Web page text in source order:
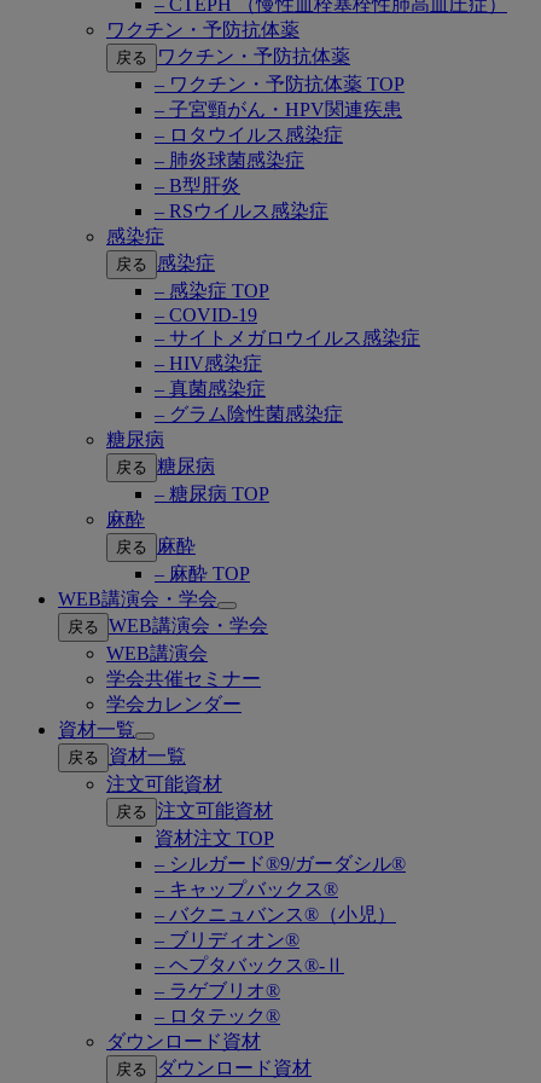
– CTEPH （慢性血栓塞栓性肺高血圧症）
ワクチン・予防抗体薬
戻る
ワクチン・予防抗体薬
– ワクチン・予防抗体薬 TOP
– 子宮頸がん・HPV関連疾患
– ロタウイルス感染症
– 肺炎球菌感染症
– B型肝炎
– RSウイルス感染症
感染症
戻る
感染症
– 感染症 TOP
– COVID-19
– サイトメガロウイルス感染症
– HIV感染症
– 真菌感染症
– グラム陰性菌感染症
糖尿病
戻る 糖尿病
– 糖尿病 TOP
麻酔
戻る
麻酔
– 麻酔 TOP
WEB講演会・学会
Open
submenu
戻る WEB講演会・学会
WEB講演会
学会共催セミナー
学会カレンダー
資材一覧
Open
submenu
戻る
資材一覧
注文可能資材
戻る 注文可能資材
資材注文 TOP
– シルガード®9/ガーダシル®
– キャップバックス®
– バクニュバンス®（小児）
– ブリディオン®
– ヘプタバックス®-Ⅱ
– ラゲブリオ®
– ロタテック®
ダウンロード資材
戻る ダウンロード資材